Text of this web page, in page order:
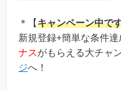
＊【キャンペーン中で
新規登録+簡単な条件達
ナスがもらえる大チャ
ジへ！